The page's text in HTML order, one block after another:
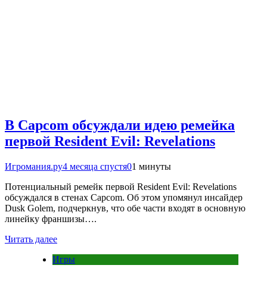
В Capcom обсуждали идею ремейка
первой Resident Evil: Revelations
Игромания.ру4 месяца спустя01 минуты
Потенциальный ремейк первой Resident Evil: Revelations
обсуждался в стенах Capcom. Об этом упомянул инсайдер
Dusk Golem, подчеркнув, что обе части входят в основную
линейку франшизы….
Читать далее
Игры